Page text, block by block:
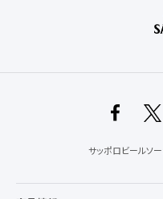
サッポロビールソ